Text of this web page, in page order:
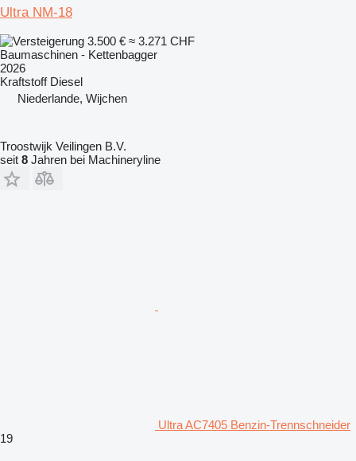
Ultra NM-18
3.500 € ≈ 3.271 CHF
Baumaschinen - Kettenbagger
2026
Kraftstoff Diesel
Niederlande, Wijchen
Troostwijk Veilingen B.V.
seit 8 Jahren bei Machineryline
Ultra AC7405 Benzin-Trennschneider
19